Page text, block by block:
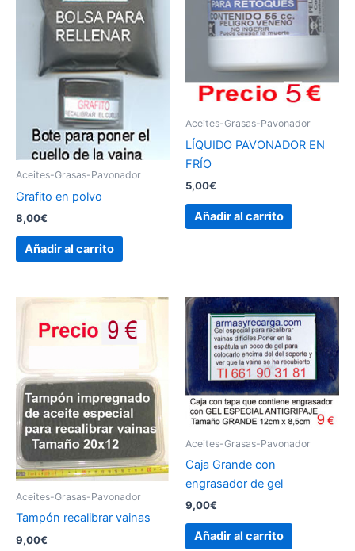
Aceites-Grasas-Pavonador
Grafito en polvo
8,00€
Añadir al carrito
Aceites-Grasas-Pavonador
LÍQUIDO PAVONADOR EN
FRÍO
5,00€
Añadir al carrito
Aceites-Grasas-Pavonador
Tampón recalibrar vainas
9,00€
Aceites-Grasas-Pavonador
Caja Grande con
engrasador de gel
9,00€
Añadir al carrito